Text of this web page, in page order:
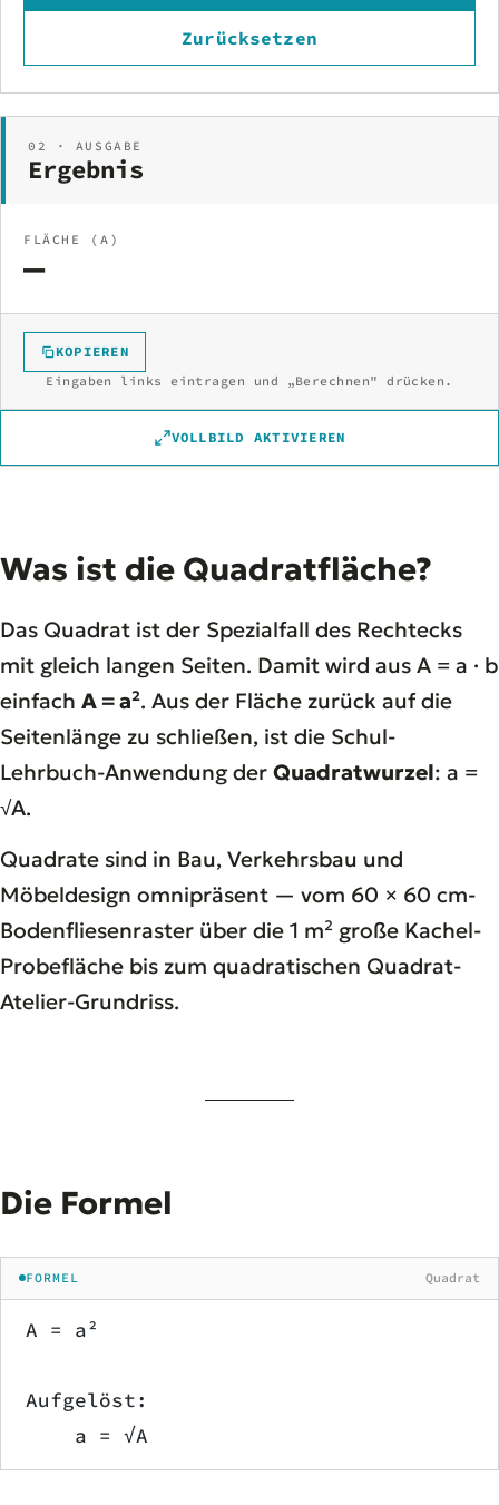
Zurücksetzen
02 · AUSGABE
Ergebnis
FLÄCHE (A)
—
KOPIEREN
Eingaben links eintragen und „Berechnen" drücken.
VOLLBILD AKTIVIEREN
Was ist die Quadratfläche?
Das Quadrat ist der Spezialfall des Rechtecks
mit gleich langen Seiten. Damit wird aus A = a · b
einfach A = a². Aus der Fläche zurück auf die
Seitenlänge zu schließen, ist die Schul-
Lehrbuch-Anwendung der Quadratwurzel: a =
√A.
Quadrate sind in Bau, Verkehrsbau und
Möbeldesign omnipräsent — vom 60 × 60 cm-
Bodenfliesenraster über die 1 m² große Kachel-
Probefläche bis zum quadratischen Quadrat-
Atelier-Grundriss.
Die Formel
FORMEL Quadrat
A = a²
Aufgelöst:
    a = √A